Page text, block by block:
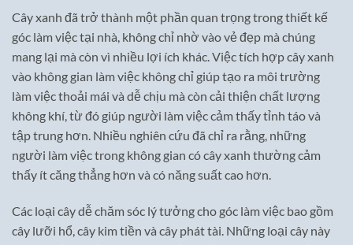
Cây xanh đã trở thành một phần quan trọng trong thiết kế
góc làm việc tại nhà, không chỉ nhờ vào vẻ đẹp mà chúng
mang lại mà còn vì nhiều lợi ích khác. Việc tích hợp cây xanh
vào không gian làm việc không chỉ giúp tạo ra môi trường
làm việc thoải mái và dễ chịu mà còn cải thiện chất lượng
không khí, từ đó giúp người làm việc cảm thấy tỉnh táo và
tập trung hơn. Nhiều nghiên cứu đã chỉ ra rằng, những
người làm việc trong không gian có cây xanh thường cảm
thấy ít căng thẳng hơn và có năng suất cao hơn.
Các loại cây dễ chăm sóc lý tưởng cho góc làm việc bao gồm
cây lưỡi hổ, cây kim tiền và cây phát tài. Những loại cây này